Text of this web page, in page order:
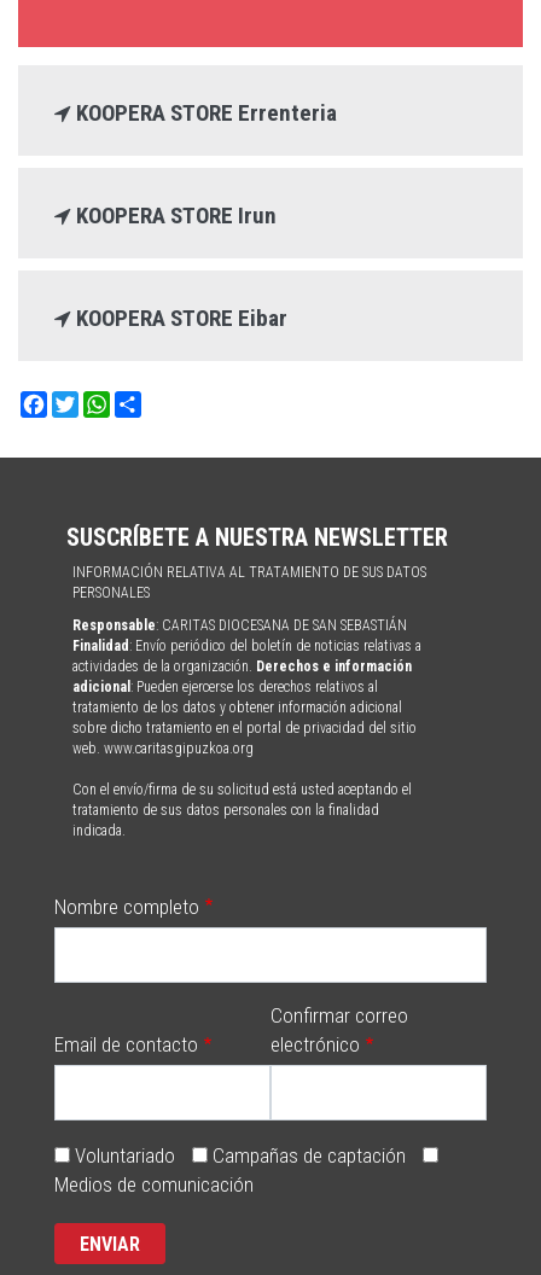
KOOPERA STORE Errenteria
KOOPERA STORE Irun
KOOPERA STORE Eibar
Facebook
TwitterWhatsApp
SUSCRÍBETE A NUESTRA NEWSLETTER
INFORMACIÓN RELATIVA AL TRATAMIENTO DE SUS DATOS
PERSONALES
Responsable: CARITAS DIOCESANA DE SAN SEBASTIÁN
Finalidad : Envío periódico del boletín de noticias relativas a
actividades de la organización. Derechos e información
adicional : Pueden ejercerse los derechos relativos al
tratamiento de los datos y obtener información adicional
sobre dicho tratamiento en el portal de privacidad del sitio
web. www.caritasgipuzkoa.org
Con el envío/firma de su solicitud está usted aceptando el
tratamiento de sus datos personales con la finalidad
indicada.
Nombre completo
Email de contacto
Confirmar correo
electrónico
Voluntariado
Campañas de captación
Medios de comunicación